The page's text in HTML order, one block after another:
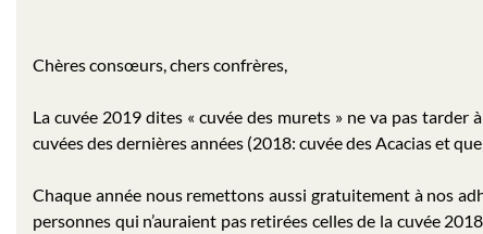
Chères consœurs, chers confrères,
La cuvée 2019 dites « cuvée des murets » ne va pas
cuvées des dernières années (2018: cuvée des Acacias et
Chaque année nous remettons aussi gratuitement à nos
personnes qui n’auraient pas retirées celles de la cuvée